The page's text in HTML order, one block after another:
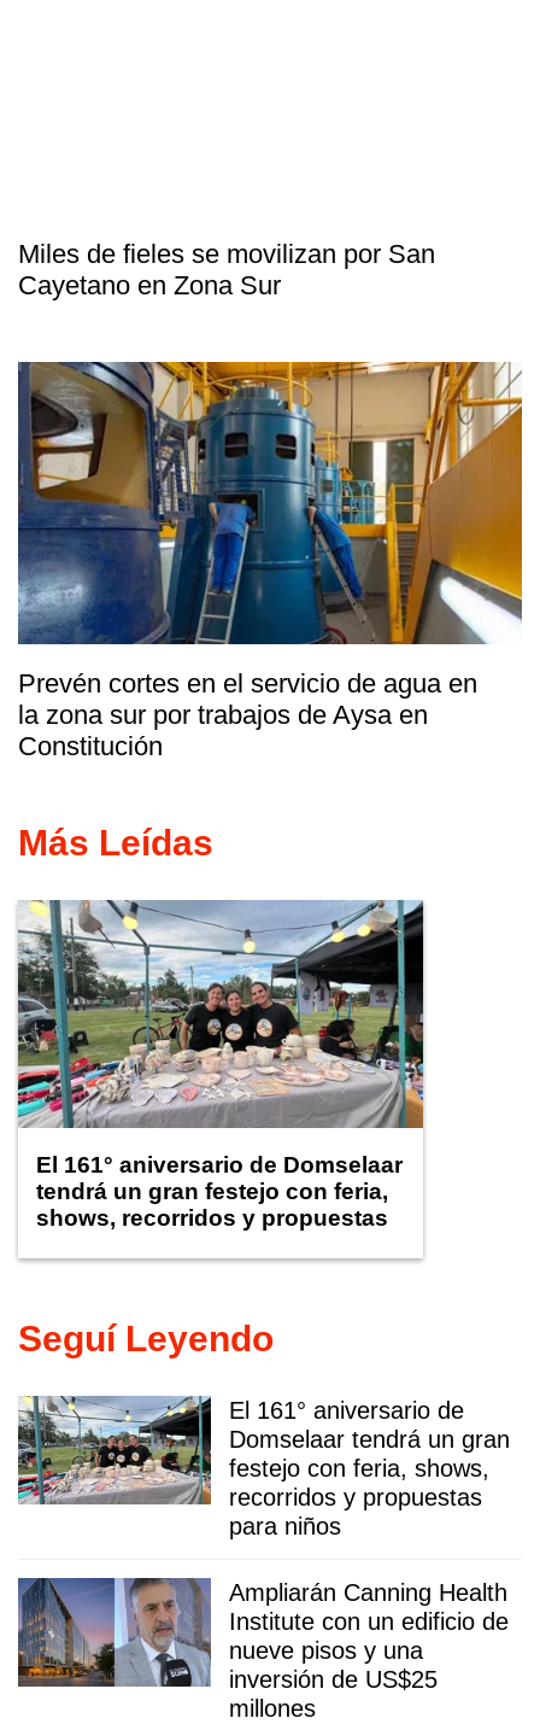
Miles de fieles se movilizan por San
Cayetano en Zona Sur
Prevén cortes en el servicio de agua en
la zona sur por trabajos de Aysa en
Constitución
Más Leídas
El 161° aniversario de Domselaar
tendrá un gran festejo con feria,
shows, recorridos y propuestas
Seguí Leyendo
El 161° aniversario de
Domselaar tendrá un gran
festejo con feria, shows,
recorridos y propuestas
para niños
Ampliarán Canning Health
Institute con un edificio de
nueve pisos y una
inversión de US$25
millones